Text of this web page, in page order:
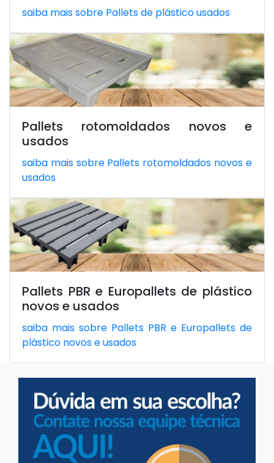
saiba mais sobre Pallets de plástico usados
Pallets rotomoldados novos e
usados
saiba mais sobre Pallets rotomoldados novos e
usados
Pallets PBR e Europallets de plástico
novos e usados
saiba mais sobre Pallets PBR e Europallets de
plástico novos e usados